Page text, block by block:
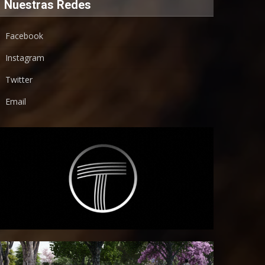
Nuestras Redes
Facebook
Instagram
Twitter
Email